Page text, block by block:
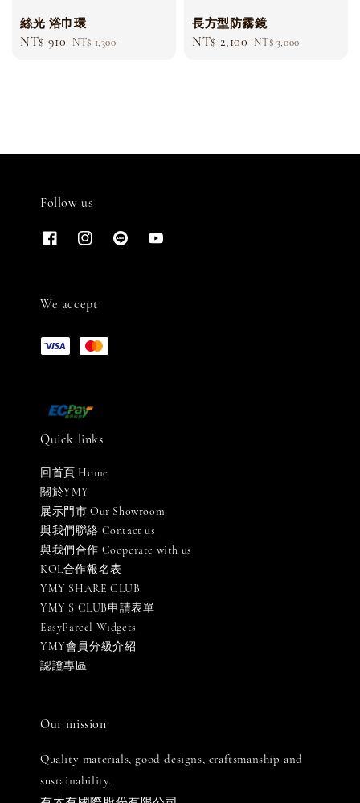
絲光 浴巾環
Sale
NT$ 910 Regular
NT$ 1,300
長方型防霧鏡
Sale
NT$ 2,100 Regular
NT$ 3,000
Follow us
We accept
Quick links
回首頁 Home
關於YMY
展示門市 Our Showroom
與我們聯絡 Contact us
與我們合作 Cooperate with us
KOL合作報名表
YMY SHARE CLUB
YMY S CLUB申請表單
EasyParcel Widgets
YMY會員分級介紹
認證專區
Our mission
Quality materials, good designs, craftsmanship and
sustainability.